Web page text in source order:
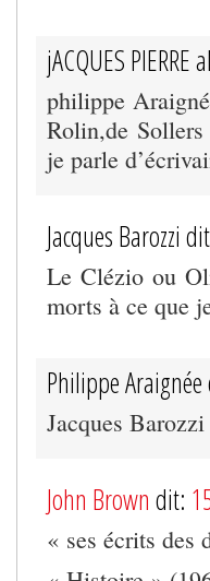
jACQUES PIERRE
philippe
Rolin,de
je parle
Jacques Barozzi
Le Clézio ou
morts à ce que
Philippe
Jacques
John Brown dit:
« ses écrits des